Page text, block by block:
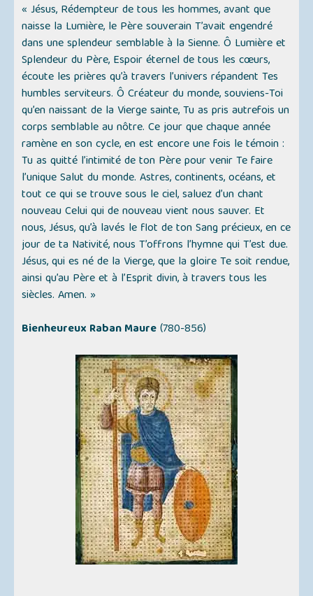
« Jésus, Rédempteur de tous les hommes, avant que
naisse la Lumière, le Père souverain T’avait engendré
dans une splendeur semblable à la Sienne. Ô Lumière et
Splendeur du Père, Espoir éternel de tous les cœurs,
écoute les prières qu’à travers l’univers répandent Tes
humbles serviteurs. Ô Créateur du monde, souviens-Toi
qu’en naissant de la Vierge sainte, Tu as pris autrefois un
corps semblable au nôtre. Ce jour que chaque année
ramène en son cycle, en est encore une fois le témoin :
Tu as quitté l’intimité de ton Père pour venir Te faire
l’unique Salut du monde. Astres, continents, océans, et
tout ce qui se trouve sous le ciel, saluez d’un chant
nouveau Celui qui de nouveau vient nous sauver. Et
nous, Jésus, qu’à lavés le flot de ton Sang précieux, en ce
jour de ta Nativité, nous T’offrons l’hymne qui T’est due.
Jésus, qui es né de la Vierge, que la gloire Te soit rendue,
ainsi qu’au Père et à l’Esprit divin, à travers tous les
siècles. Amen. »
Bienheureux Raban Maure(780-856)